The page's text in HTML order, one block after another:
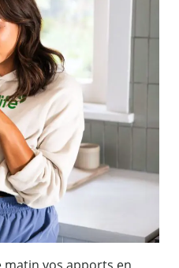
matin vos apports en